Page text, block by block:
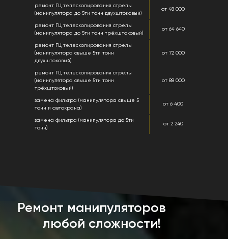
ремонт ГЦ телескопирования стрелы
(манипулятора до 5ти тонн двухштоковый)
от 48 000
ремонт ГЦ телескопирования стрелы
(манипулятора до 5ти тонн трёхштоковый)
от 64 640
ремонт ГЦ телескопирования стрелы
(манипулятора свыше 5ти тонн
двухштоковый)
от 72 000
ремонт ГЦ телескопирования стрелы
(манипулятора свыше 5ти тонн
трёхштоковый)
от 88 000
замена фильтра (манипулятора свыше 5
тонн и автокрана)
от 6 400
замена фильтра (манипулятора до 5ти
тонн)
от 2 240
Ремонт манипуляторов
любой сложности!